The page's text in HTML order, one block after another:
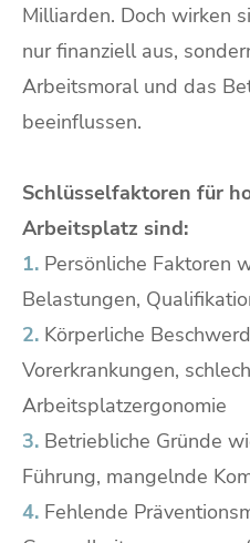
Milliarden. Doch wirken
nur finanziell aus,
Arbeitsmoral und das
beeinflussen.
Schlüsselfaktoren für
Arbeitsplatz sind:
1. Persönliche Faktoren
Belastungen,
2. Körperliche
Vorerkrankungen,
Arbeitsplatzergonomie
3. Betriebliche Gründe
Führung, mangelnde
4. Fehlende